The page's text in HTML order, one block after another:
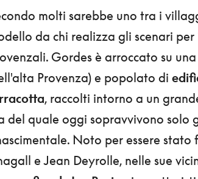
molti sarebbe uno tra i
da chi realizza gli scenari
Gordes è arroccato su
Provenza) e popolato di
, raccolti intorno a un
del quale oggi sopravvivono solo
Noto per essere
e Jean Deyrolle, nelle sue